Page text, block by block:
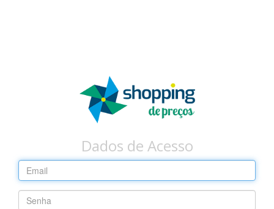
Dados de Acesso